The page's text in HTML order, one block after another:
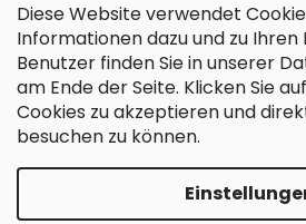
Diese Website verwendet
Informationen dazu und zu Ihren
Benutzer finden Sie in unserer
am Ende der Seite. Klicken Sie
Cookies zu akzeptieren und
besuchen zu können.
6.8.2025
Tomatensauce selber
Hausgemachte Basis für
30.7.2025